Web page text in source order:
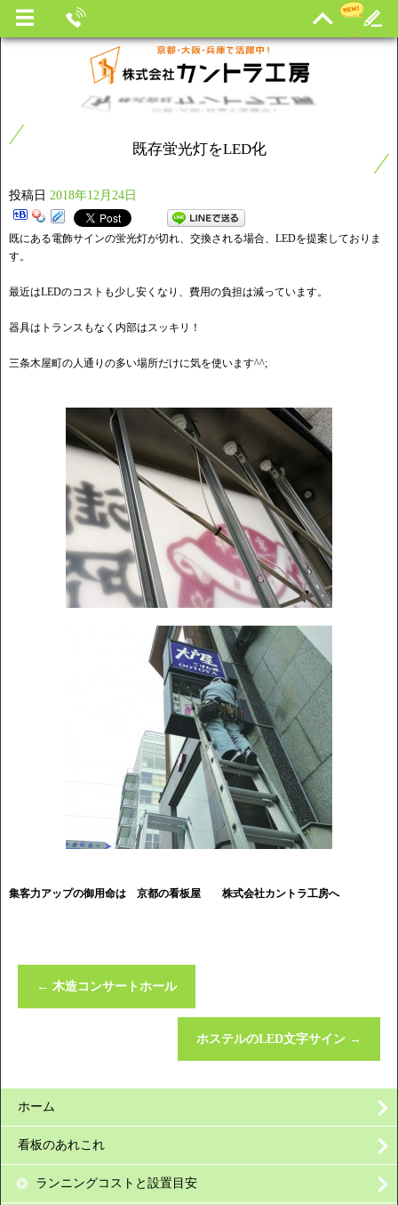
既存蛍光灯をLED化
投稿日 2018年12月24日
既にある電飾サインの蛍光灯が切れ、交換される場合、LEDを提案しておりま
す。
最近はLEDのコストも少し安くなり、費用の負担は減っています。
器具はトランスもなく内部はスッキリ！
三条木屋町の人通りの多い場所だけに気を使います^^;
集客力アップの御用命は 京都の看板屋 株式会社カントラ工房へ
← 木造コンサートホール
ホステルのLED文字サイン →
ホーム
看板のあれこれ
ランニングコストと設置目安